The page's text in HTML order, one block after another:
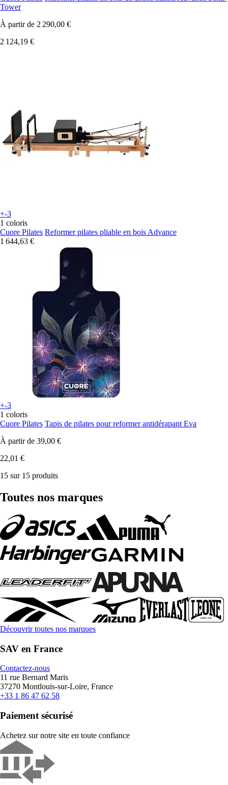
Tower
À partir de 2 290,00 €
2 124,19 €
+-3
1 coloris
Cuore Pilates Reformer pilates pliable en bois Advance
1 644,63 €
+-3
1 coloris
Cuore Pilates Tapis de pilates pour reformer antidérapant Eva
À partir de 39,00 €
22,01 €
15 sur 15 produits
Toutes nos marques
Découvrir toutes nos marques
SAV en France
Contactez-nous
11 rue Bernard Maris
37270 Montlouis-sur-Loire, France
+33 1 86 47 62 58
Paiement sécurisé
Achetez sur notre site en toute confiance